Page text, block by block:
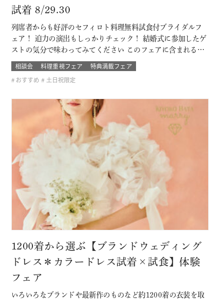
試着 8/29.30
列席者からも好評のセフィロト料理無料試食付ブライダルフ
ェア！ 迫力の演出もしっかりチェック！ 結婚式に参加したゲ
ストの気分で味わってみてください このフェアに含まれるコ
ンテンツ SPECIAL BENEFITS HPからフェア予約された方限
定のご来館特典 特典内容 セフィロトおススメのウェディング
プレゼント有り！内容は来てのお楽しみ！
相談会 料理重視フェア
特典満載フェア
おすすめ
土日祝限定
1200着から選ぶ【ブランドウェディング
ドレス＊カラードレス試着×試食】体験
フェア
いろいろなブランドや最新作のものなど約1200着の衣装を取